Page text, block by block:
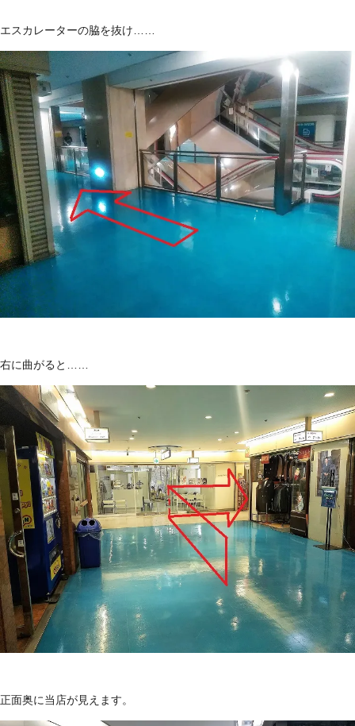
エスカレーターの脇を抜け……
右に曲がると……
正面奥に当店が見えます。